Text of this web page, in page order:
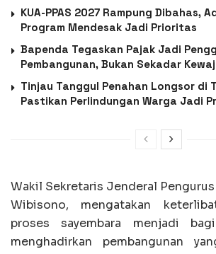
KUA-PPAS 2027 Rampung Dibahas,
Program Mendesak Jadi Prioritas
Bapenda Tegaskan Pajak Jadi
Pembangunan, Bukan Sekadar
Tinjau Tanggul Penahan Longsor di
Pastikan Perlindungan Warga Jadi
Wakil Sekretaris Jenderal
Wibisono, mengatakan
proses sayembara menjadi
menghadirkan pembangunan